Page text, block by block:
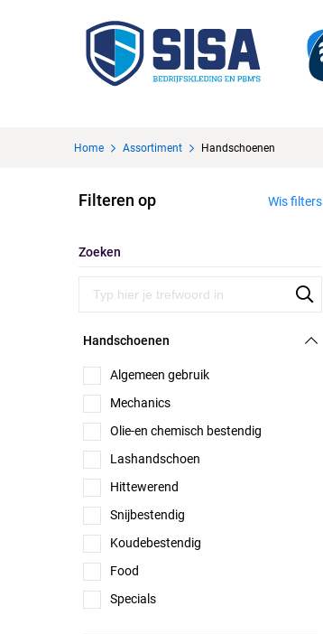
Home Assortiment Handschoenen
Filteren op Wis filters
Zoeken
Handschoenen
Algemeen gebruik
Mechanics
Olie-en chemisch bestendig
Lashandschoen
Hittewerend
Snijbestendig
Koudebestendig
Food
Specials